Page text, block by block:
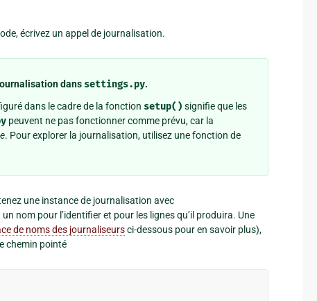
écrivez un appel de journalisation.
dans settings.py.
dans le cadre de la fonction setup() signifie que les
peuvent ne pas fonctionner comme prévu, car la
. Pour explorer la journalisation, utilisez une fonction de
une instance de journalisation avec
un nom pour l’identifier et pour les lignes qu’il produira. Une
de noms des journaliseursci-dessous pour en savoir plus),
chemin pointé